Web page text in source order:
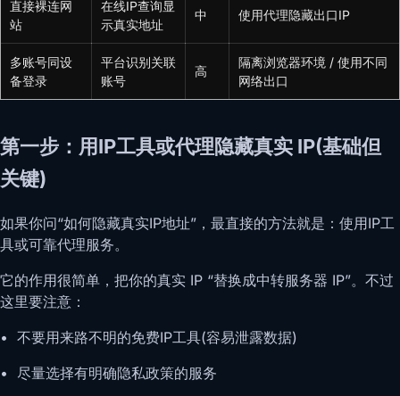
直接裸连网
站
在线IP查询显
示真实地址
中 使用代理隐藏出口IP
多账号同设
备登录
平台识别关联
账号
高
隔离浏览器环境 / 使用不同
网络出口
第一步：用IP工具或代理隐藏真实 IP(基础但
关键)
如果你问“如何隐藏真实IP地址”，最直接的方法就是：使用IP工
具或可靠代理服务。
它的作用很简单，把你的真实 IP “替换成中转服务器 IP”。不过
这里要注意：
• 不要用来路不明的免费IP工具(容易泄露数据)
• 尽量选择有明确隐私政策的服务